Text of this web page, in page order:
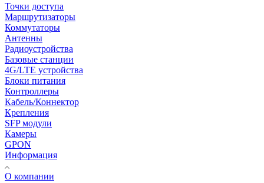
Точки доступа
Маршрутизаторы
Коммутаторы
Антенны
Радиоустройства
Базовые станции
4G/LTE устройства
Блоки питания
Контроллеры
Кабель/Коннектор
Крепления
SFP модули
Камеры
GPON
Информация
О компании